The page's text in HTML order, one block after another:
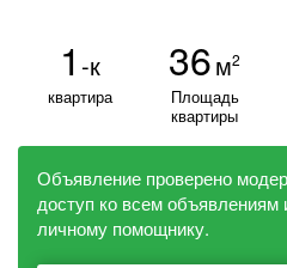
1 -к
квартира
36м2
Площадь
квартиры
Объявление проверено
доступ ко всем объявлениям
личному помощнику.